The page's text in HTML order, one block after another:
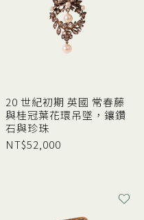
20 世紀初期 英國 常春藤
與桂冠葉花環吊墜，鑲鑽
石與珍珠
NT$52,000